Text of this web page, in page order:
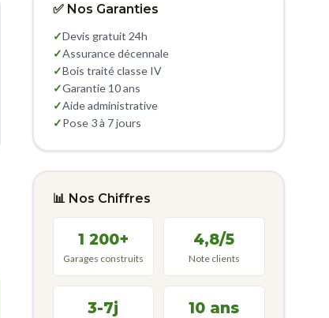
✅ Nos Garanties
✓Devis gratuit 24h
✓Assurance décennale
✓Bois traité classe IV
✓Garantie 10 ans
✓Aide administrative
✓Pose 3 à 7 jours
📊 Nos Chiffres
1 200+
Garages construits
4,8/5
Note clients
3-7j 10 ans